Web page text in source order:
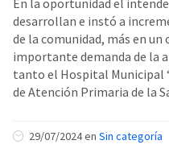
desarrollan e instó a
de la comunidad, más en
importante demanda de la
tanto el Hospital Municipal
de Atención Primaria de la
29/07/2024 en Sin categoría